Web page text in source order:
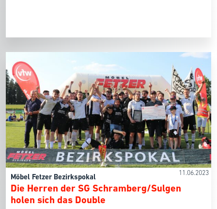
11.06.2023
Möbel Fetzer Bezirkspokal
Die Herren der SG Schramberg/Sulgen
holen sich das Double